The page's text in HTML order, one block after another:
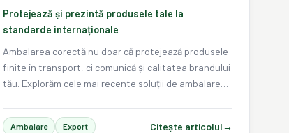
Protejează și prezintă produsele tale la
standarde internaționale
Ambalarea corectă nu doar că protejează produsele
finite în transport, ci comunică și calitatea brandului
tău. Explorăm cele mai recente soluții de ambalare
Ambalare Export Citește articolul→